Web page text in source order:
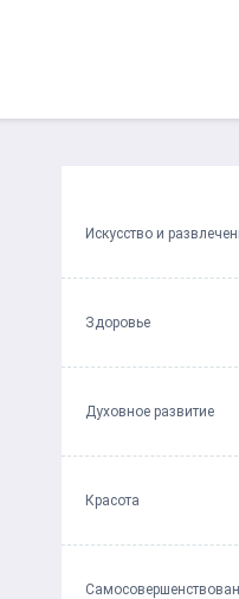
Искусство и
Здоровье
Духовное развитие
Красота